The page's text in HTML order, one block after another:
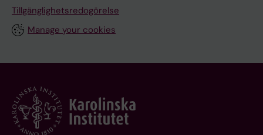
Tillgänglighetsredogörelse
Manage your cookies